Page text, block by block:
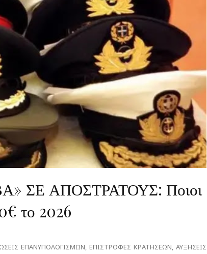
ΣΕ ΑΠΟΣΤΡΑΤΟΥΣ: Ποιοι
το 2026
ΕΠΑΝΥΠΟΛΟΓΙΣΜΩΝ, ΕΠΙΣΤΡΟΦΕΣ ΚΡΑΤΗΣΕΩΝ, ΑΥΞΗΣΕΙΣ